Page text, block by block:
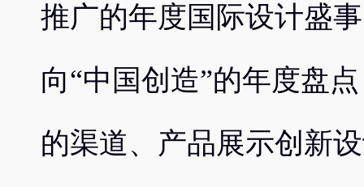
推广的年度国际设计盛
向“中国创造”的年度盘
的渠道、产品展示创新